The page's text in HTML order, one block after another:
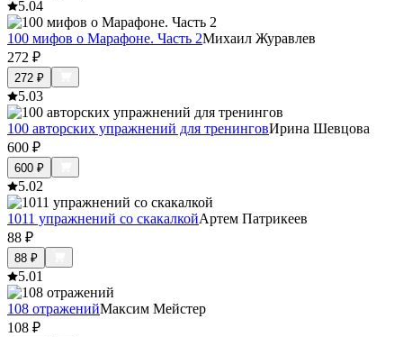
5.04
100 мифов о Марафоне. Часть 2Михаил Журавлев
272 ₽
272 ₽
5.03
100 авторских упражнений для тренинговИрина Шевцова
600 ₽
600 ₽
5.02
1011 упражнений со скакалкойАртем Патрикеев
88 ₽
88 ₽
5.01
108 отраженийМаксим Мейстер
108 ₽